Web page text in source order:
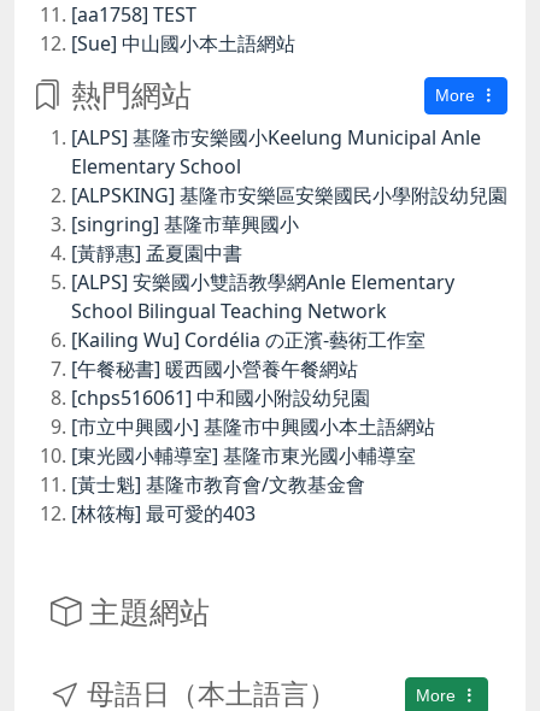
[aa1758] TEST
[Sue] 中山國小本土語網站
熱門網站 More
[ALPS] 基隆市安樂國小Keelung Municipal Anle
Elementary School
[ALPSKING] 基隆市安樂區安樂國民小學附設幼兒園
[singring] 基隆市華興國小
[黃靜惠] 孟夏園中書
[ALPS] 安樂國小雙語教學網Anle Elementary
School Bilingual Teaching Network
[Kailing Wu] Cordélia の正濱-藝術工作室
[午餐秘書] 暖西國小營養午餐網站
[chps516061] 中和國小附設幼兒園
[市立中興國小] 基隆市中興國小本土語網站
[東光國小輔導室] 基隆市東光國小輔導室
[黃士魁] 基隆市教育會/文教基金會
[林筱梅] 最可愛的403
主題網站
More
母語日（本土語言）